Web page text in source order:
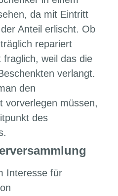
da mit Eintritt
Anteil erlischt. Ob
repariert
weil das die
verlangt.
den
vorverlegen müssen,
des
Interesse für